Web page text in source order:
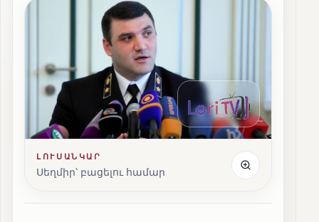
ԼՈՒՍԱՆԿԱՐ
Սեղմիր՝ բացելու համար